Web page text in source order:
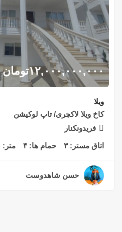
۱۲,۰۰۰,۰۰۰,۰۰۰تومان
ویلا
کاخ ویلا لاکچری/ تاپ لوکیشن
فریدونکنار
اتاق مستر:۳ حمام ها: ۴ متر:
حسن شاهدوست